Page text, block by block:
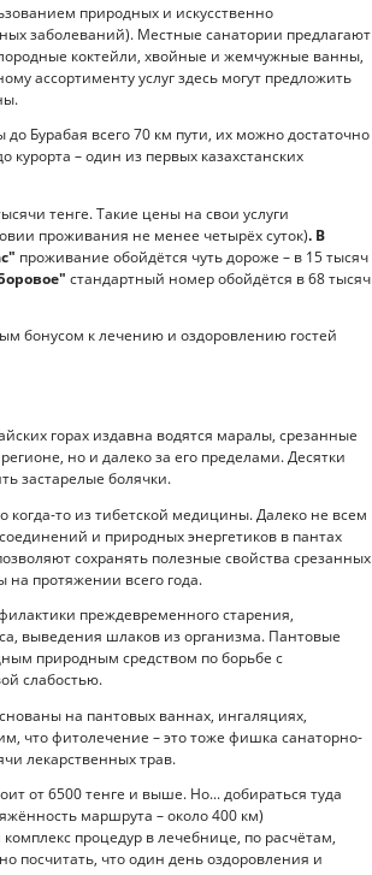
природных и искусственно
заболеваний). Местные санатории предлагают
коктейли, хвойные и жемчужные ванны,
ассортименту услуг здесь могут предложить
Бурабая всего 70 км пути, их можно достаточно
курорта – один из первых казахстанских
тенге. Такие цены на свои услуги
проживания не менее четырёх суток). В
проживание обойдётся чуть дороже – в 15 тысяч
стандартный номер обойдётся в 68 тысяч
бонусом к лечению и оздоровлению гостей
горах издавна водятся маралы, срезанные
но и далеко за его пределами. Десятки
застарелые болячки.
когда-то из тибетской медицины. Далеко не всем
и природных энергетиков в пантах
сохранять полезные свойства срезанных
на протяжении всего года.
преждевременного старения,
выведения шлаков из организма. Пантовые
природным средством по борьбе с
слабостью.
на пантовых ваннах, ингаляциях,
что фитолечение – это тоже фишка санаторно-
лекарственных трав.
от 6500 тенге и выше. Но... добираться туда
маршрута – около 400 км)
процедур в лечебнице, по расчётам,
посчитать, что один день оздоровления и